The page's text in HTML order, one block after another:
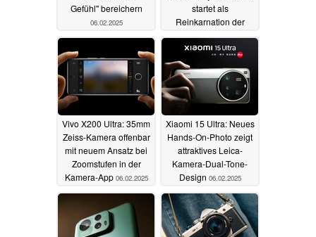
Gefühl" bereichern
06.02.2025
startet als
Reinkarnation der
06.02.2025
Vivo X200 Ultra: 35mm
Zeiss-Kamera offenbar
mit neuem Ansatz bei
Zoomstufen in der
Kamera-App 06.02.2025
Xiaomi 15 Ultra: Neues
Hands-On-Photo zeigt
attraktives Leica-
Kamera-Dual-Tone-
Design 06.02.2025